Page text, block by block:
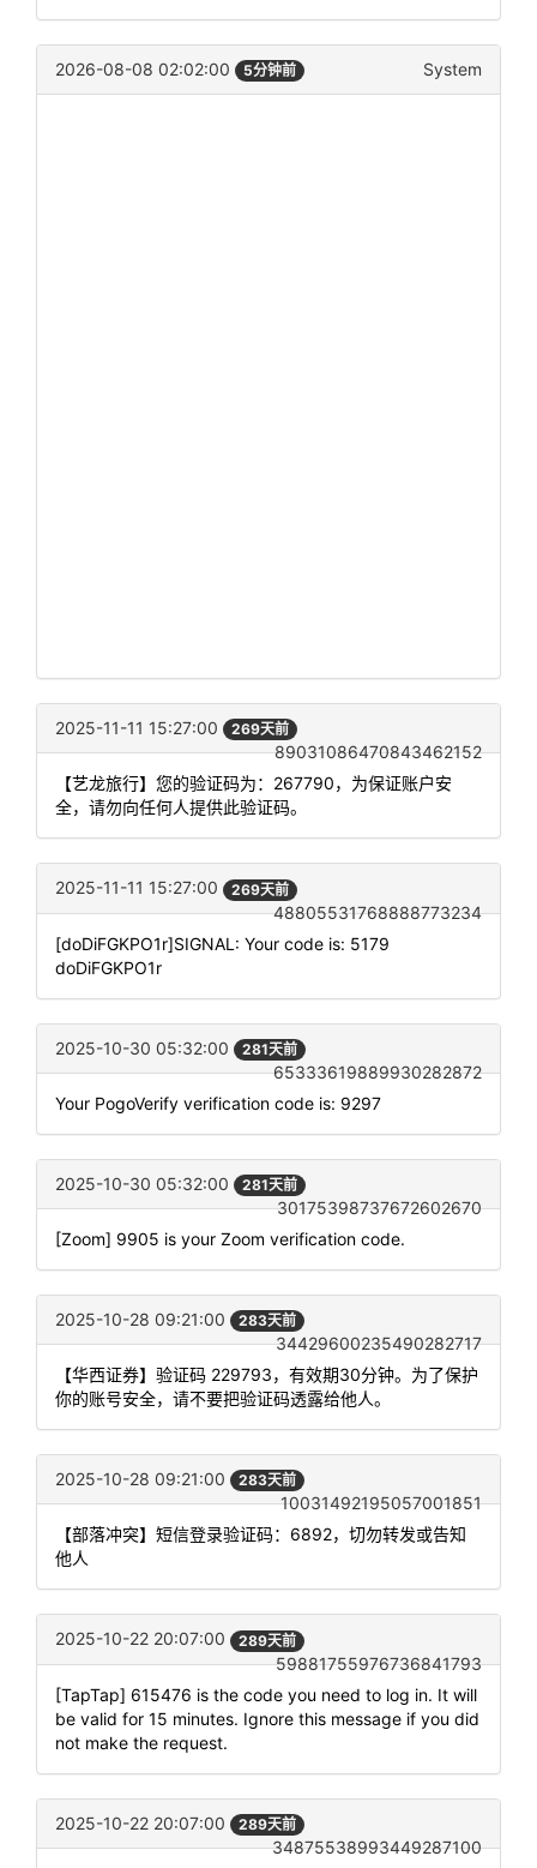
2026-08-08 02:02:00 5分钟前 System
2025-11-11 15:27:00 269天前
89031086470843462152
【艺龙旅行】您的验证码为：267790，为保证账户安
全，请勿向任何人提供此验证码。
2025-11-11 15:27:00 269天前
48805531768888773234
[doDiFGKPO1r]SIGNAL: Your code is: 5179
doDiFGKPO1r
2025-10-30 05:32:00 281天前
65333619889930282872
Your PogoVerify verification code is: 9297
2025-10-30 05:32:00 281天前
30175398737672602670
[Zoom] 9905 is your Zoom verification code.
2025-10-28 09:21:00 283天前
34429600235490282717
【华西证券】验证码 229793，有效期30分钟。为了保护
你的账号安全，请不要把验证码透露给他人。
2025-10-28 09:21:00 283天前
10031492195057001851
【部落冲突】短信登录验证码：6892，切勿转发或告知
他人
2025-10-22 20:07:00 289天前
59881755976736841793
[TapTap] 615476 is the code you need to log in. It will
be valid for 15 minutes. Ignore this message if you did
not make the request.
2025-10-22 20:07:00 289天前
34875538993449287100